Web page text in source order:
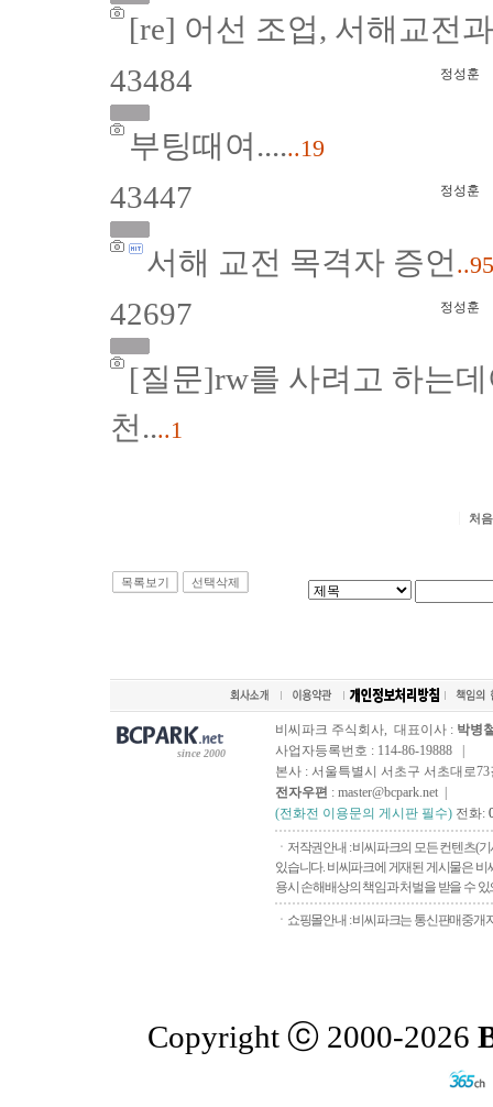
[re] 어선 조업, 서해교전
43484
부팅때여......19
정성훈
43447
서해 교전 목격자 증언 ..95
정성훈
42697
[질문]rw를 사려고 하는
천....1
정성훈
처음
목록보기 선택삭제
since 2000
비씨파크 주식회사, 대표이사 : 박병
사업자등록번호 : 114-86-19888 |
본사 : 서울특별시 서초구 서초대로73
전자우편 : master@bcpark.net |
(전화전 이용문의 게시판 필수) 전화:
ㆍ저작권안내 : 비씨파크의 모든 컨텐츠(
있습니다. 비씨파크에 게재된 게시물은
용시 손해배상의 책임과 처벌을 받을 수
ㆍ쇼핑몰안내 : 비씨파크는 통신판매중개
Copyright ⓒ 2000-2026